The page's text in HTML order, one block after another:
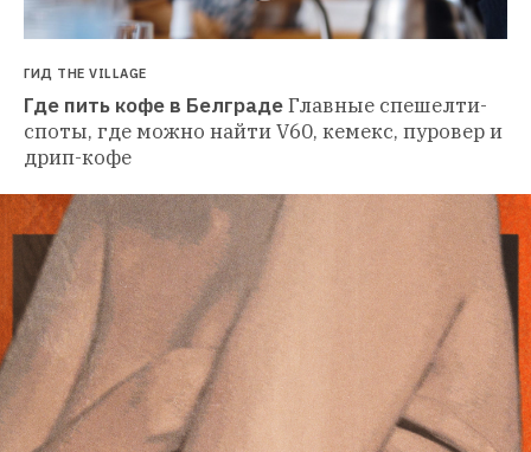
ГИД THE VILLAGE
Где пить кофе в БелградеГлавные спешелти-
споты, где можно найти V60, кемекс, пуровер и
дрип-кофе